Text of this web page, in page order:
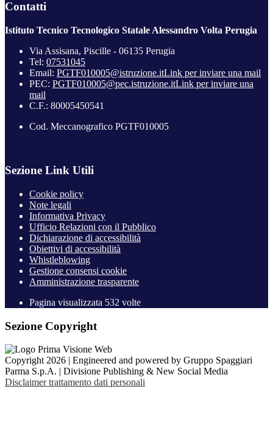
Contatti
Istituto Tecnico Tecnologico Statale Alessandro Volta Perugia
Via Assisana, Piscille - 06135 Perugia
Tel: 07531045
Email: PGTF010005@istruzione.itLink per inviare una mail
PEC: PGTF010005@pec.istruzione.itLink per inviare una
mail
C.F.: 80005450541
Cod. Meccanografico PGTF010005
Sezione Link Utili
Cookie policy
Note legali
Informativa Privacy
Ufficio Relazioni con il Pubblico
Dichiarazione di accessibilità
Obiettivi di accessibilità
Whistleblowing
Gestione consensi cookie
Amministrazione trasparente
Pagina visualizzata 532 volte
Sezione Copyright
Copyright 2026 | Engineered and powered by Gruppo Spaggiari
Parma S.p.A. | Divisione Publishing & New Social Media
Disclaimer trattamento dati personali